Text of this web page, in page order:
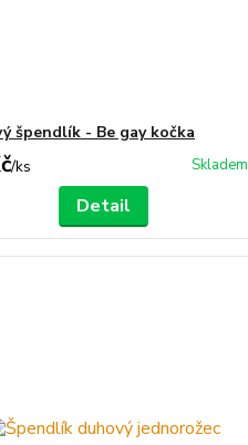
špendlík - Be gay kočka
/ks Skladem
Detail